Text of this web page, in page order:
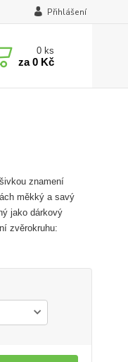
Přihlášení
0 ks
za0 Kč
znamení
měkký a savý
jako dárkový
zvěrokruhu: